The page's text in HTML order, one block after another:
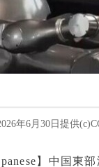
年6月30日提供
】中国東